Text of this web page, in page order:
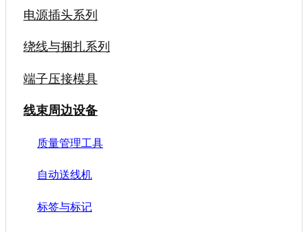
电源插头系列
绕线与捆扎系列
端子压接模具
线束周边设备
质量管理工具
自动送线机
标签与标记